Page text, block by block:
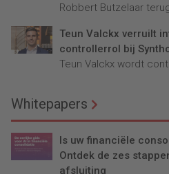
Robbert Butzelaar
Teun Valckx verruilt
controllerrol bij
Teun Valckx wordt
Whitepapers
Is uw financiële
Ontdek de zes
afsluiting